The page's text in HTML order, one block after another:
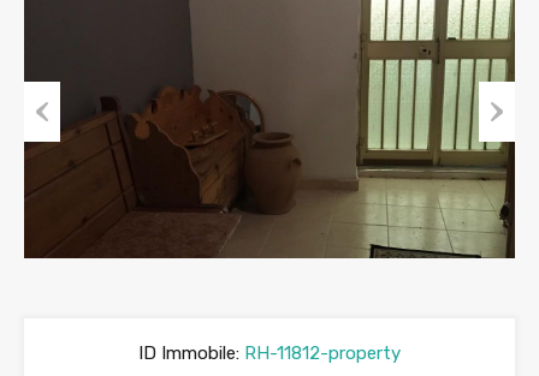
Previous Next
ID Immobile: RH-11812-property